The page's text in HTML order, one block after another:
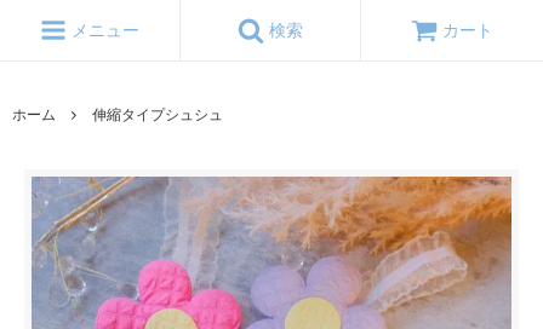
メニュー 検索 カート
ホーム 伸縮タイプシュシュ